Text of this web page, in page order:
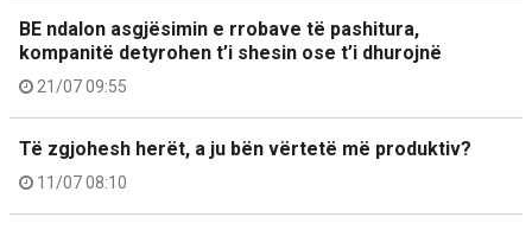
BE ndalon asgjësimin e rrobave të pashitura,
kompanitë detyrohen t’i shesin ose t’i dhurojnë
21/07 09:55
Të zgjohesh herët, a ju bën vërtetë më produktiv?
11/07 08:10